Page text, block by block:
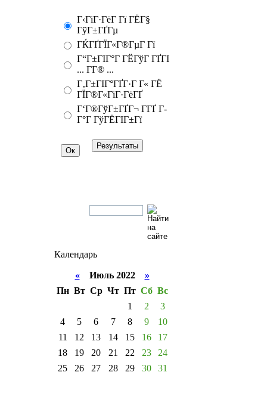
Г‹ГіГ·ГёГ Гї ГЁГ§
ГўГ±ГҐГµ
ГЌГҐГЇГ«Г®ГµГ Гї
Г“Г±ГІГ°Г ГЁГўГ ГҐГІ
... Г­Г® ...
Г‚Г±ГІГ°ГҐГ·Г Г« ГЁ
ГЇГ®Г«ГіГ·ГёГҐ
Г‘Г®ГўГ±ГҐГ¬ Г­ГҐ Г­
Г°Г ГўГЁГІГ±Гї
Календарь
«Июль 2022 »
Пн Вт Ср Чт Пт Сб Вс
1
2
3
4
5 6 7 8 9
10
11
12 13 14 15 16
17
18
19 20 21 22 23
24
25
26 27 28 29 30 31